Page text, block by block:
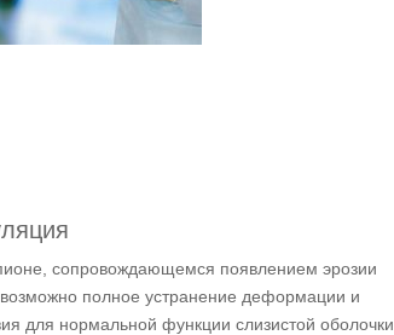
сопровождающемся появлением эрозии
полное устранение деформации и
для нормальной функции слизистой оболочки